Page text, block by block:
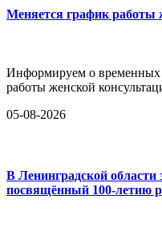
Меняется график работы
Информируем о временных
работы женской
05-08-2026
В Ленинградской
посвящённый 100-летию